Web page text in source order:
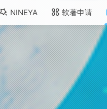
NINEYA 软著申请